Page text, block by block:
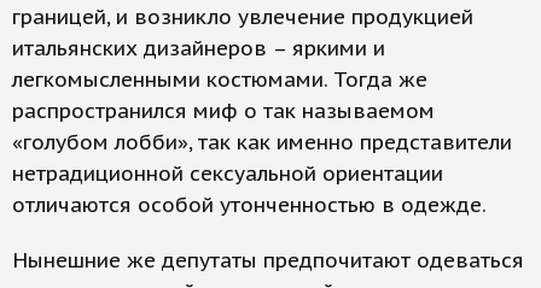
границей, и возникло увлечение продукцией
итальянских дизайнеров – яркими и
легкомысленными костюмами. Тогда же
распространился миф о так называемом
«голубом лобби», так как именно представители
нетрадиционной сексуальной ориентации
отличаются особой утонченностью в одежде.
Нынешние же депутаты предпочитают одеваться